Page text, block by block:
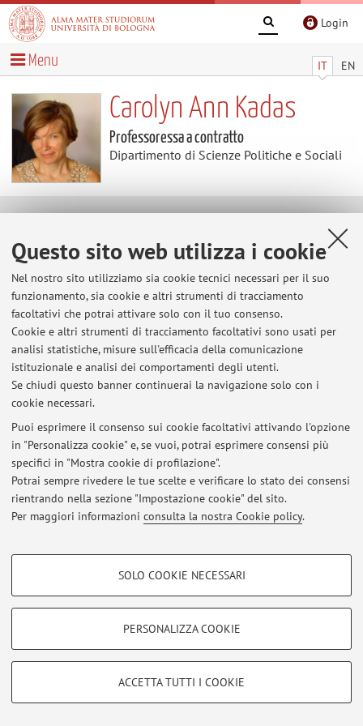
Questo sito web utilizza i cookie
Nel nostro sito utilizziamo sia cookie tecnici necessari per il suo
funzionamento, sia cookie e altri strumenti di tracciamento
facoltativi che potrai attivare solo con il tuo consenso.
Cookie e altri strumenti di tracciamento facoltativi sono usati per
analisi statistiche, misure sull'efficacia della comunicazione
istituzionale e analisi dei comportamenti degli utenti.
Se chiudi questo banner continuerai la navigazione solo con i
cookie necessari.
Puoi esprimere il consenso sui cookie facoltativi attivando l'opzione
in "Personalizza cookie" e, se vuoi, potrai esprimere consensi più
specifici in "Mostra cookie di profilazione".
Potrai sempre rivedere le tue scelte e verificare lo stato dei consensi
rientrando nella sezione "Impostazione cookie" del sito.
Per maggiori informazioni consulta la nostra Cookie policy.
COOKIE DI PROFILAZIONE - FACOLTATIVI
COOKIE TECNICI - NECESSARI
Si tratta di cookie tecnici utilizzati, a titolo esemplificativo, per il corretto
SOLO COOKIE NECESSARI
PERSONALIZZA COOKIE
ACCETTA TUTTI I COOKIE
Login
IT EN
Menu
Carolyn Ann Kadas
Professoressa a contratto
Dipartimento di Scienze Politiche e Sociali
Area riservata
Accedi tramiteloginper gestire tutti i contenuti del sito.
Zamboni, 33 - 40126 Bologna - Partita IVA: 01131710376
Privacy|Note legali |Impostazioni Cookie